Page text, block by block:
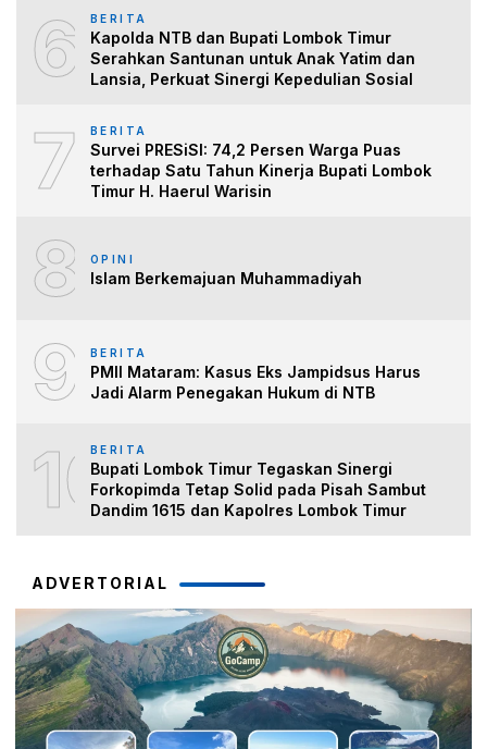
6 BERITA
Kapolda NTB dan Bupati Lombok Timur
Serahkan Santunan untuk Anak Yatim dan
Lansia, Perkuat Sinergi Kepedulian Sosial
7 BERITA
Survei PRESiSI: 74,2 Persen Warga Puas
terhadap Satu Tahun Kinerja Bupati Lombok
Timur H. Haerul Warisin
8 OPINI
Islam Berkemajuan Muhammadiyah
9 BERITA
PMII Mataram: Kasus Eks Jampidsus Harus
Jadi Alarm Penegakan Hukum di NTB
10BERITA
Bupati Lombok Timur Tegaskan Sinergi
Forkopimda Tetap Solid pada Pisah Sambut
Dandim 1615 dan Kapolres Lombok Timur
ADVERTORIAL